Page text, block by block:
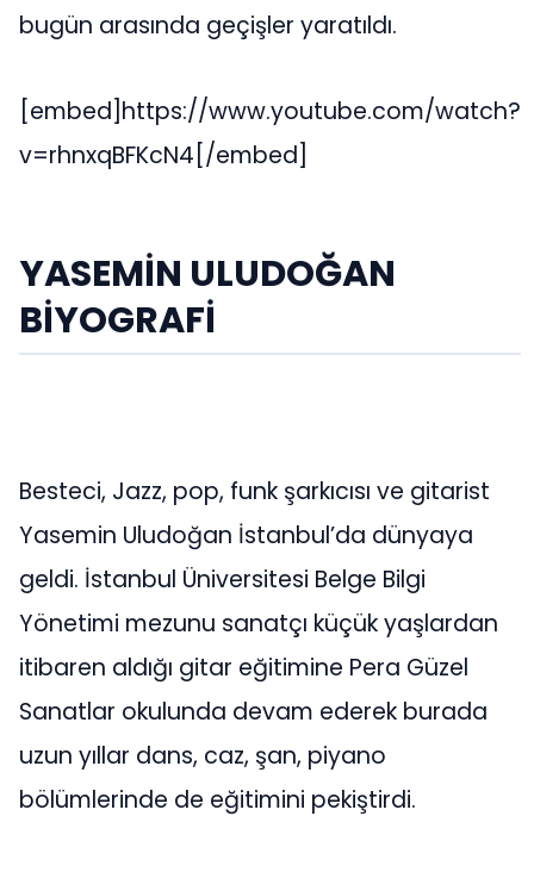
bugün arasında geçişler yaratıldı.
[embed]https://www.youtube.com/watch?
v=rhnxqBFKcN4[/embed]
YASEMİN ULUDOĞAN
BİYOGRAFİ
Besteci, Jazz, pop, funk şarkıcısı ve gitarist
Yasemin Uludoğan İstanbul’da dünyaya
geldi. İstanbul Üniversitesi Belge Bilgi
Yönetimi mezunu sanatçı küçük yaşlardan
itibaren aldığı gitar eğitimine Pera Güzel
Sanatlar okulunda devam ederek burada
uzun yıllar dans, caz, şan, piyano
bölümlerinde de eğitimini pekiştirdi.